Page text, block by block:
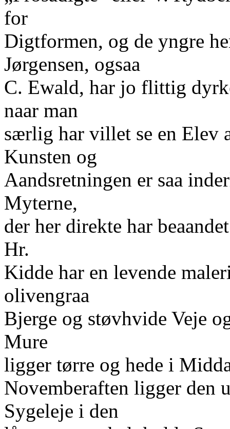
for
Digtformen, og de yngre
Jørgensen, ogsaa
C. Ewald, har jo flittig
naar man
særlig har villet se en Elev
Kunsten og
Aandsretningen er saa
Myterne,
der her direkte har
Hr.
Kidde har en levende
olivengraa
Bjerge og støvhvide Veje
Mure
ligger tørre og hede i
Novemberaften ligger den
Sygeleje i den